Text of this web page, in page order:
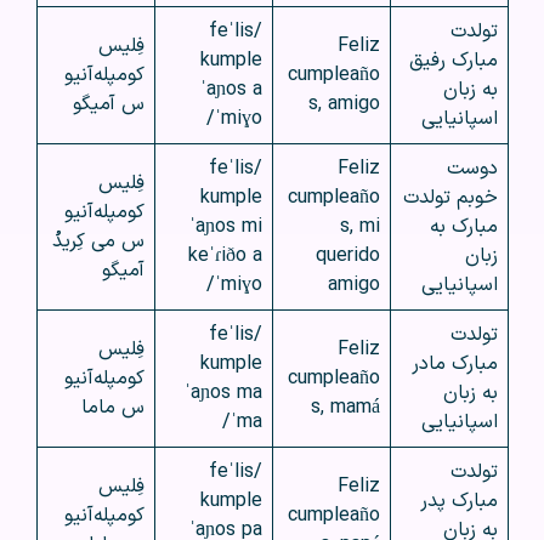
تولدت
مبارک رفیق
به زبان
اسپانیایی
Feliz
cumpleaño
s, amigo
/feˈlis
kumple
ˈaɲos a
ˈmiɣo/
فِلیس
کومپله‌آنیو
س آمیگو
دوست
خوبم تولدت
مبارک به
زبان
اسپانیایی
Feliz
cumpleaño
s, mi
querido
amigo
/feˈlis
kumple
ˈaɲos mi
keˈɾiðo a
ˈmiɣo/
فِلیس
کومپله‌آنیو
س می کِریدُ
آمیگو
تولدت
مبارک مادر
به زبان
اسپانیایی
Feliz
cumpleaño
s, mamá
/feˈlis
kumple
ˈaɲos ma
ˈma/
فِلیس
کومپله‌آنیو
س ماما
تولدت
مبارک پدر
به زبان
Feliz
cumpleaño
/feˈlis
kumple
ˈaɲos pa
فِلیس
کومپله‌آنیو